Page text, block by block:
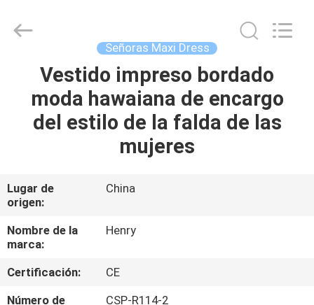
HOGAR
PRODUCTOS
NOSOTROS
VIAJE
DE
LA
Textile
Trading
Señoras Maxi Dress
Vestido impreso bordado
moda hawaiana de encargo
del estilo de la falda de las
mujeres
Lugar de
origen:
China
Nombre de la
marca:
Henry
Certificación:
CE
Número de
CSP-R114-2